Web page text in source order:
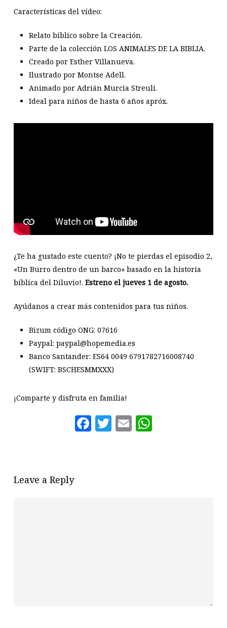
Características del vídeo:
Relato bíblico sobre la Creación.
Parte de la colección LOS ANIMALES DE LA BIBLIA.
Creado por Esther Villanueva.
Ilustrado por Montse Adell.
Animado por Adrián Murcia Streuli.
Ideal para niños de hasta 6 años apróx.
¿Te ha gustado este cuento? ¡No te pierdas el episodio 2,
«Un Burro dentro de un barco» basado en la historia
bíblica del Diluvio!. Estreno el jueves 1 de agosto.
Ayúdanos a crear más contenidos para tus niños.
Bizum código ONG: 07616
Paypal: paypal@hopemedia.es
Banco Santander: ES64 0049 6791782716008740
(SWIFT: BSCHESMMXXX)
¡Comparte y disfruta en familia!
Facebook
Twitter
Email
Leave a Reply